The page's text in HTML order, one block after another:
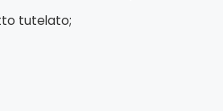
tutelato;